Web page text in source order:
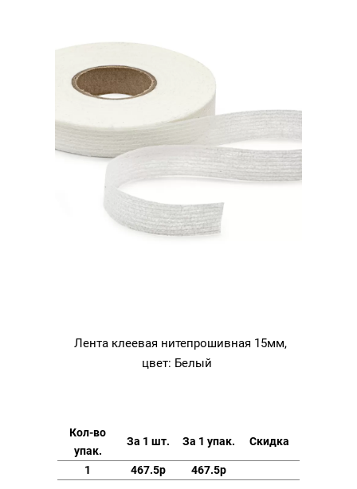
Лента клеевая нитепрошивная 15мм,
цвет: Белый
Кол-во
упак.
За 1 шт. За 1 упак. Скидка
1 467.5р 467.5р